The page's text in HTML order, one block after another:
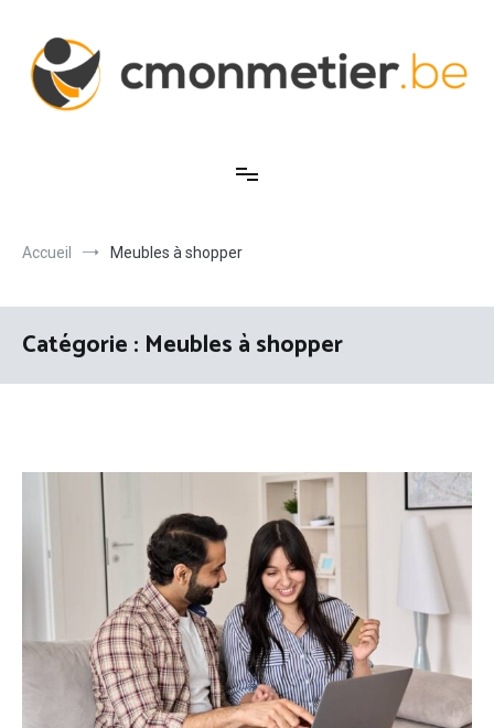
contenu
Accueil Meubles à shopper
Catégorie : Meubles à shopper